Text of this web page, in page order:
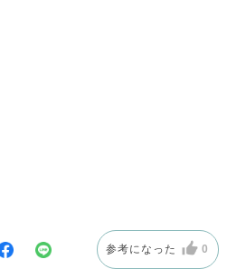
参考になった 0